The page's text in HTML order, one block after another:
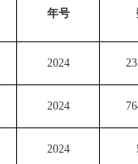
年号
2024
2024
2024